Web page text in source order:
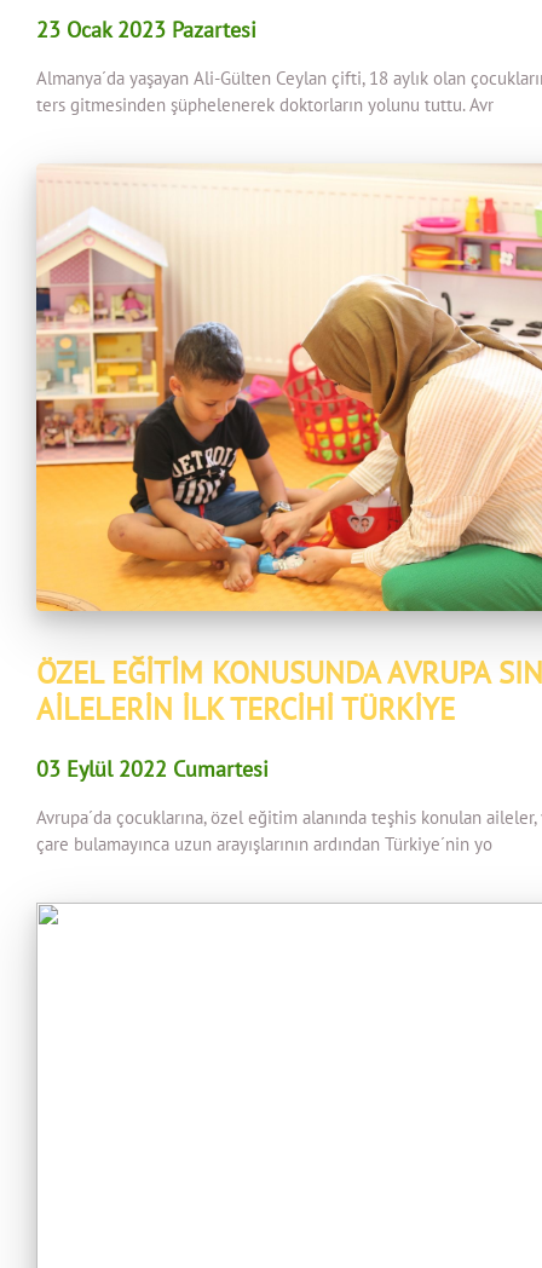
23 Ocak 2023 Pazartesi
Almanya´da yaşayan Ali-Gülten Ceylan çifti, 18 aylık olan
ters gitmesinden şüphelenerek doktorların yolunu tuttu. Avr
ÖZEL EĞİTİM KONUSUNDA AVRUPA
AİLELERİN İLK TERCİHİ TÜRKİYE
03 Eylül 2022 Cumartesi
Avrupa´da çocuklarına, özel eğitim alanında teşhis konulan aileler,
çare bulamayınca uzun arayışlarının ardından Türkiye´nin yo